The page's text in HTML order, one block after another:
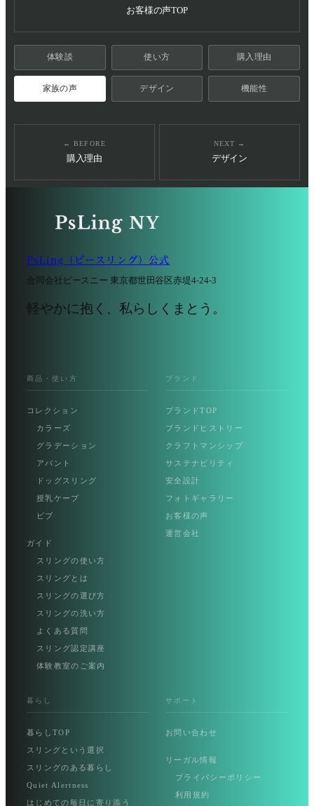
お客様の声TOP
体験談 使い方 購入理由
家族の声 デザイン 機能性
← BEFORE
購入理由
NEXT →
デザイン
PsLing（ピースリング）公式
合同会社ピースニー 東京都世田谷区赤堤4-24-3
軽やかに抱く、私らしくまとう。
商品・使い方
コレクション
カラーズ
グラデーション
アバント
ドッグスリング
授乳ケープ
ビブ
ガイド
スリングの使い方
スリングとは
スリングの選び方
スリングの洗い方
よくある質問
スリング認定講座
体験教室のご案内
ブランド
ブランドTOP
ブランドヒストリー
クラフトマンシップ
サステナビリティ
安全設計
フォトギャラリー
お客様の声
運営会社
暮らし
暮らしTOP
スリングという選択
スリングのある暮らし
Quiet Alertness
はじめての毎日に寄り添う
サポート
お問い合わせ
リーガル情報
プライバシーポリシー
利用規約